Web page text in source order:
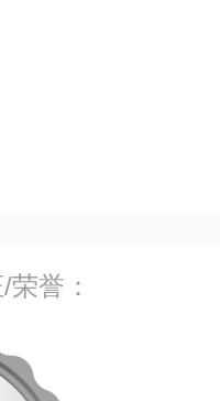
誉：